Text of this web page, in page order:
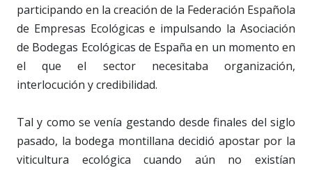
participando en la creación de la Federación Española
de Empresas Ecológicas e impulsando la Asociación
de Bodegas Ecológicas de España en un momento en
el que el sector necesitaba organización,
interlocución y credibilidad.
Tal y como se venía gestando desde finales del siglo
pasado, la bodega montillana decidió apostar por la
viticultura ecológica cuando aún no existían